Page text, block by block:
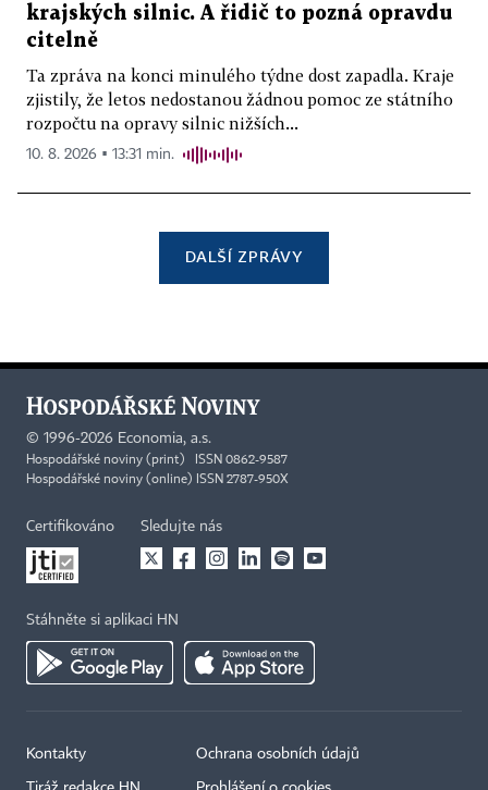
krajských silnic. A řidič to pozná opravdu
citelně
Ta zpráva na konci minulého týdne dost zapadla. Kraje
zjistily, že letos nedostanou žádnou pomoc ze státního
rozpočtu na opravy silnic nižších...
10. 8. 2026 ▪ 13:31 min.
DALŠÍ ZPRÁVY
© 1996-2026 Economia, a.s.
Hospodářské noviny (print) ISSN 0862-9587
Hospodářské noviny (online) ISSN 2787-950X
Certifikováno Sledujte nás
Stáhněte si aplikaci HN
Kontakty Ochrana osobních údajů